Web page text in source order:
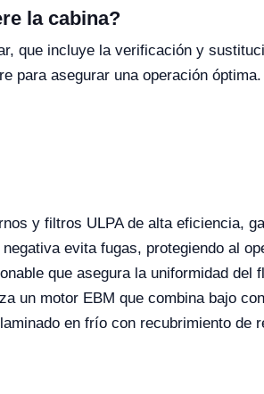
la cabina?
que incluye la verificación y
para asegurar una operación óptima.
y filtros ULPA de alta eficiencia,
evita fugas, protegiendo al
que asegura la uniformidad del
un motor EBM que combina bajo
en frío con recubrimiento de